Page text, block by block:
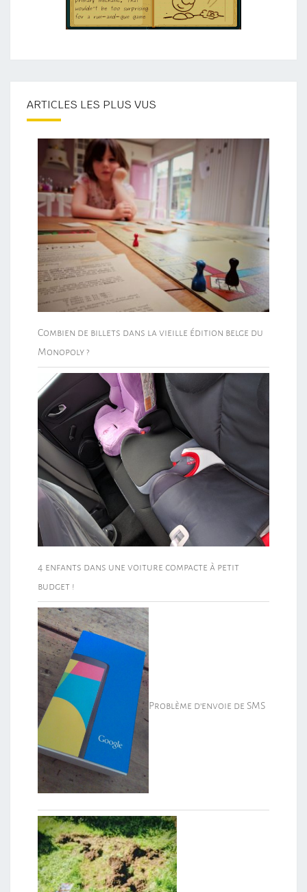
ARTICLES LES PLUS VUS
Combien de billets dans la vieille édition belge du
Monopoly ?
4 enfants dans une voiture compacte à petit
budget !
Problème d’envoie de SMS